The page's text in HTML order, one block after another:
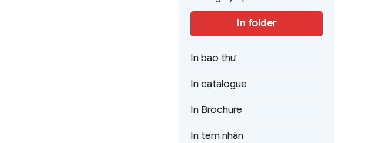
In folder
In bao thư
In catalogue
In Brochure
In tem nhãn